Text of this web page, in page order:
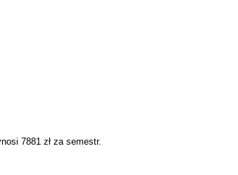
7881 zł za semestr.